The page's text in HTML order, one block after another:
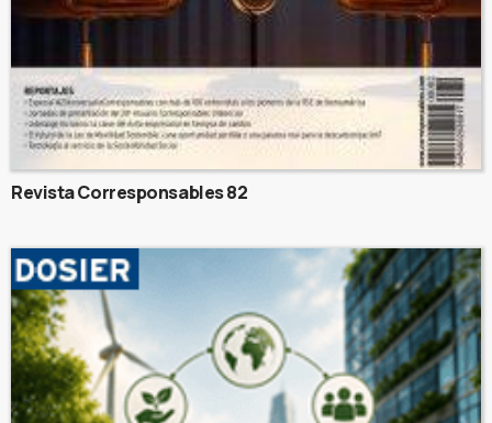
Revista Corresponsables 82